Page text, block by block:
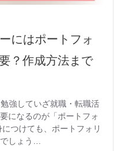
にはポートフォ
？作成方法まで
強していざ就職・転職活
になるのが「ポートフォ
つけても、ポートフォリ
しょう…